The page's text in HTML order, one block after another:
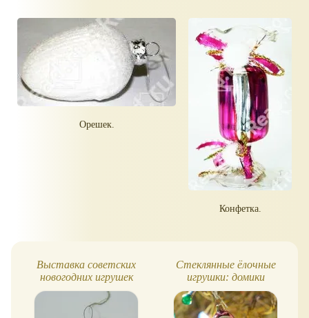
Орешек.
Конфетка.
Выставка советских
новогодних игрушек
Стеклянные ёлочные
игрушки: домики